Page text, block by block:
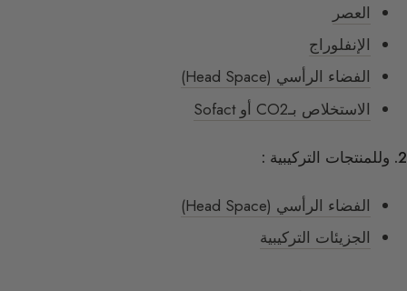
العصر
الإنفلوراج
الفضاء الرأسي (Head Space)
الاستخلاص بـCO2 أو Sofact
2. وللمنتجات التركيبية :
الفضاء الرأسي (Head Space)
الجزيئات التركيبية